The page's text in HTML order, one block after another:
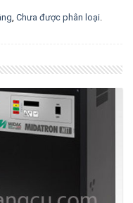
Chưa được phân loại